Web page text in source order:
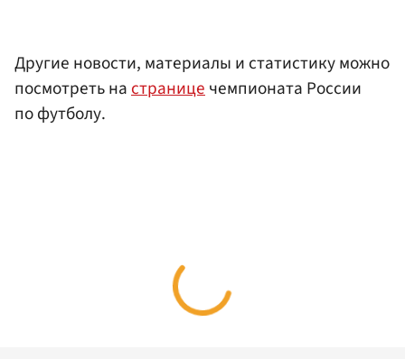
Другие новости, материалы и статистику можно
посмотреть настраницечемпионата России
по футболу.